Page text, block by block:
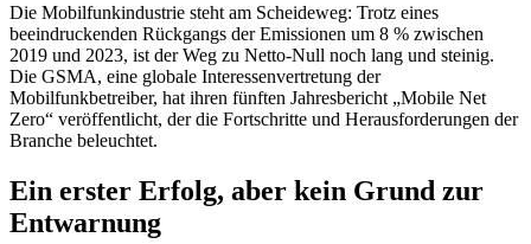
Die Mobilfunkindustrie steht am Scheideweg: Trotz eines
beeindruckenden Rückgangs der Emissionen um 8 % zwischen
2019 und 2023, ist der Weg zu Netto-Null noch lang und steinig.
Die GSMA, eine globale Interessenvertretung der
Mobilfunkbetreiber, hat ihren fünften Jahresbericht „Mobile Net
Zero“ veröffentlicht, der die Fortschritte und Herausforderungen der
Branche beleuchtet.
Ein erster Erfolg, aber kein Grund zur
Entwarnung